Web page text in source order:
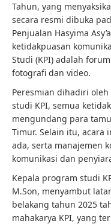
Tahun, yang
secara resmi dibuka
Penjualan Hasyima
ketidakpuasan
Studi (KPI) adalah
fotografi dan video.
Peresmian dihadiri
studi KPI, semua
mengundang para
Timur. Selain itu, acara
ada, serta manajemen
komunikasi dan
Kepala program studi
M.Son, menyambut
belakang tahun 2025
mahakarya KPI, yang